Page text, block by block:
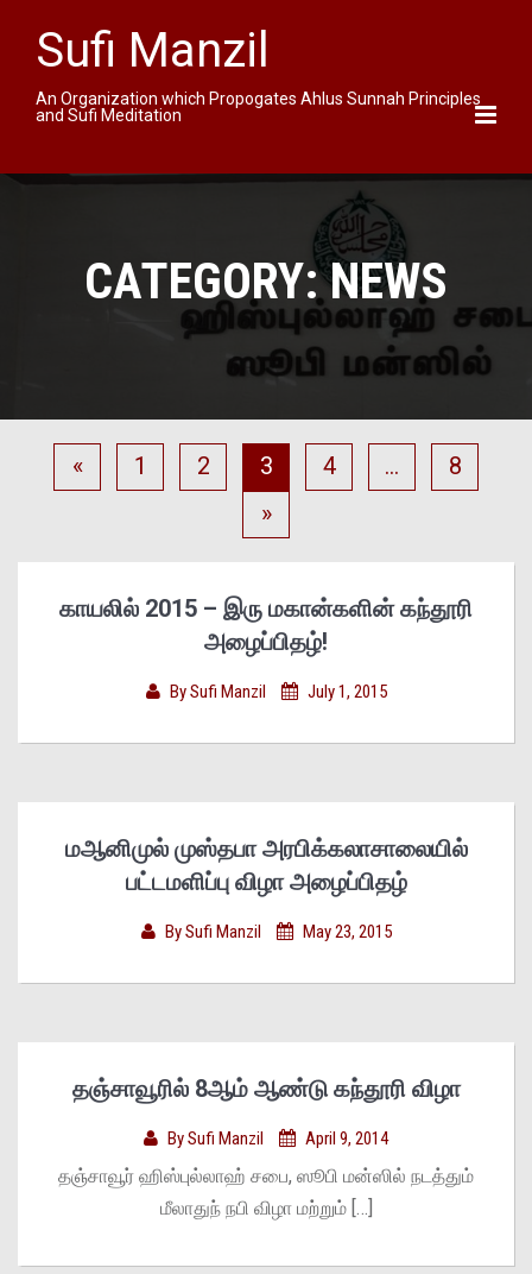
Sufi Manzil
An Organization which Propogates Ahlus Sunnah Principles
and Sufi Meditation
CATEGORY:NEWS
« 1 2 3 4 …
8
»
காயலில் 2015 – இரு மகான்களின் கந்தூரி
அழைப்பிதழ்!
BySufi Manzil July 1, 2015
மஆனிமுல் முஸ்தபா அரபிக்கலாசாலையில்
பட்டமளிப்பு விழா அழைப்பிதழ்
BySufi Manzil May 23, 2015
தஞ்சாவூரில் 8ஆம் ஆண்டு கந்தூரி விழா
BySufi Manzil April 9, 2014
தஞ்சாவூர் ஹிஸ்புல்லாஹ் சபை, ஸூபி மன்ஸில் நடத்தும்
மீலாதுந் நபி விழா மற்றும் […]